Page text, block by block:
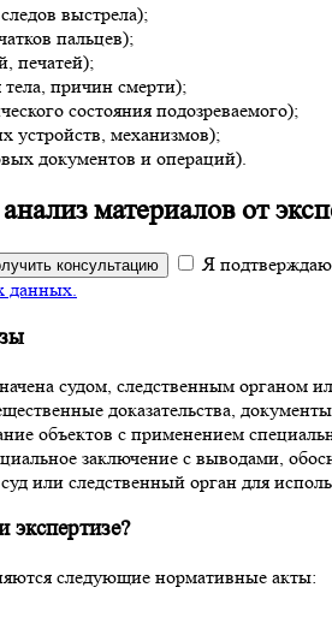
выстрела);
пальцев);
печатей);
причин смерти);
состояния подозреваемого);
устройств, механизмов);
документов и операций).
материалов от
консультацию Я
данных.
судом, следственным органом
доказательства,
объектов с применением
заключение с выводами,
или следственный орган для
следующие нормативные акты: